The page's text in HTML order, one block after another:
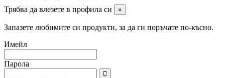
Трябва да влезете в профила си ×
Запазете любимите си продукти, за да ги поръчате по-късно.
Имейл
Парола